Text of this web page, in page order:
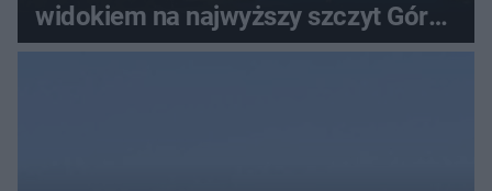
widokiem na najwyższy szczyt Gór
Świętokrzyskich